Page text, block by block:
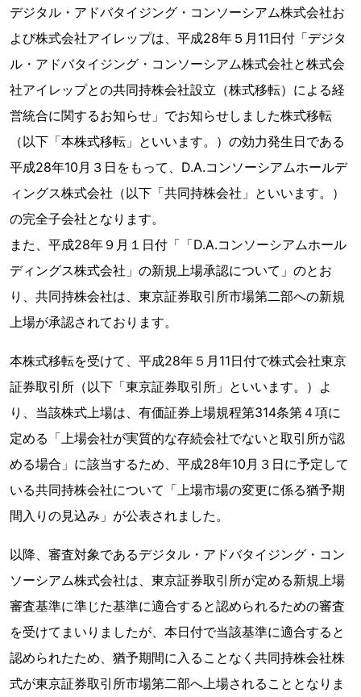
デジタル・アドバタイジング・コンソーシアム株式会社お
よび株式会社アイレップは、平成28年５月11日付「デジタ
ル・アドバタイジング・コンソーシアム株式会社と株式会
社アイレップとの共同持株会社設立（株式移転）による経
営統合に関するお知らせ」でお知らせしました株式移転
（以下「本株式移転」といいます。）の効力発生日である
平成28年10月３日をもって、D.A.コンソーシアムホールデ
ィングス株式会社（以下「共同持株会社」といいます。）
の完全子会社となります。
また、平成28年９月１日付「「D.A.コンソーシアムホール
ディングス株式会社」の新規上場承認について」のとお
り、共同持株会社は、東京証券取引所市場第二部への新規
上場が承認されております。
本株式移転を受けて、平成28年５月11日付で株式会社東京
証券取引所（以下「東京証券取引所」といいます。）よ
り、当該株式上場は、有価証券上場規程第314条第４項に
定める「上場会社が実質的な存続会社でないと取引所が認
める場合」に該当するため、平成28年10月３日に予定して
いる共同持株会社について「上場市場の変更に係る猶予期
間入りの見込み」が公表されました。
以降、審査対象であるデジタル・アドバタイジング・コン
ソーシアム株式会社は、東京証券取引所が定める新規上場
審査基準に準じた基準に適合すると認められるための審査
を受けてまいりましたが、本日付で当該基準に適合すると
認められたため、猶予期間に入ることなく共同持株会社株
式が東京証券取引所市場第二部へ上場されることとなりま